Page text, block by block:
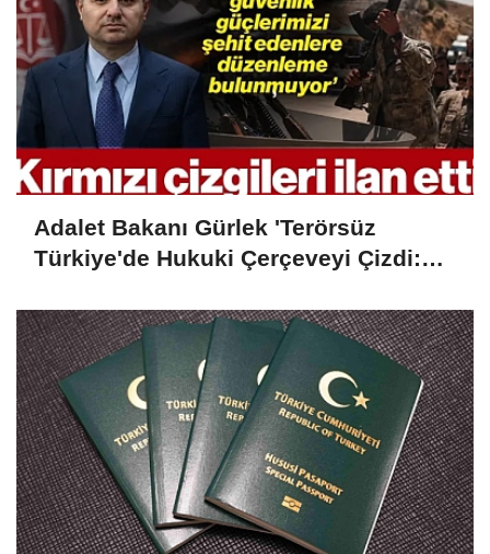
Adalet Bakanı Gürlek 'Terörsüz
Türkiye'de Hukuki Çerçeveyi Çizdi: